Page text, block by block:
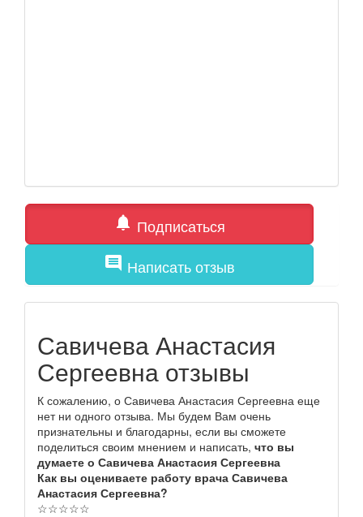
notifications Подписаться
comment Написать отзыв
Савичева Анастасия
Сергеевна отзывы
К сожалению, о Савичева Анастасия Сергеевна еще
нет ни одного отзыва. Мы будем Вам очень
признательны и благодарны, если вы сможете
поделиться своим мнением и написать, что вы
думаете о Савичева Анастасия Сергеевна
Как вы оцениваете работу врача Савичева
Анастасия Сергеевна?
☆☆☆☆☆